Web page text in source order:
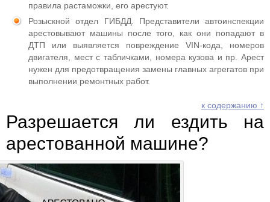
правила растаможки, его арестуют.
Розыскной отдел ГИБДД. Представители автоинспекции
арестовывают машины после того, как они попадают в
ДТП или выявляется повреждение VIN-кода, номеров
двигателя, мест с табличками, номера кузова и пр. Арест
нужен для предотвращения замены главных агрегатов при
выполнении ремонтных работ.
к содержанию ↑
Разрешается ли ездить на
арестованной машине?